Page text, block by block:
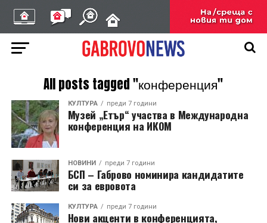
All posts tagged "конференция"
КУЛТУРА преди 7 години
Музей „Етър“ участва в Международна
конференция на ИКОМ
НОВИНИ преди 7 години
БСП – Габрово номинира кандидатите
си за евровота
КУЛТУРА преди 7 години
Нови акценти в конференцията,